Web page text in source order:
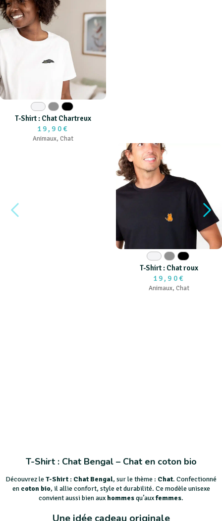
Blanc Gris Noir
T-Shirt : Chat Chartreux
19,90€
Animaux, Chat
Blanc Gris Noir
T-Shirt : Chat roux
19,90€
Animaux, Chat
T-Shirt : Chat Bengal – Chat en coton bio
Découvrez leT-Shirt : Chat Bengal, sur le thème : Chat. Confectionné
en coton bio, il allie confort, style et durabilité. Ce modèle unisexe
convient aussi bien aux hommesqu’auxfemmes.
Une idée cadeau originale